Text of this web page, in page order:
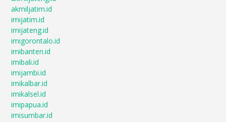
akmiljatim.id
imijatim.id
imijateng.id
imigorontalo.id
imibanten.id
imibali.id
imijambi.id
imikalbar.id
imikalsel.id
imipapua.id
imisumbar.id